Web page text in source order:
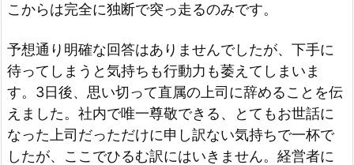
こからは完全に独断で突っ走るのみです。
予想通り明確な回答はありませんでしたが、下手に
待ってしまうと気持ちも行動力も萎えてしまいま
す。3日後、思い切って直属の上司に辞めることを伝
えました。社内で唯一尊敬できる、とてもお世話に
なった上司だっただけに申し訳ない気持ちで一杯で
したが、ここでひるむ訳にはいきません。経営者に